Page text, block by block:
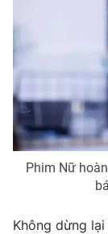
Phim Nữ
Không dừng